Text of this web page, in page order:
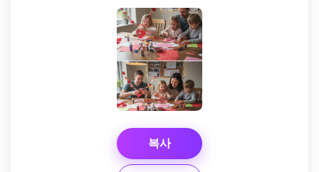
복사